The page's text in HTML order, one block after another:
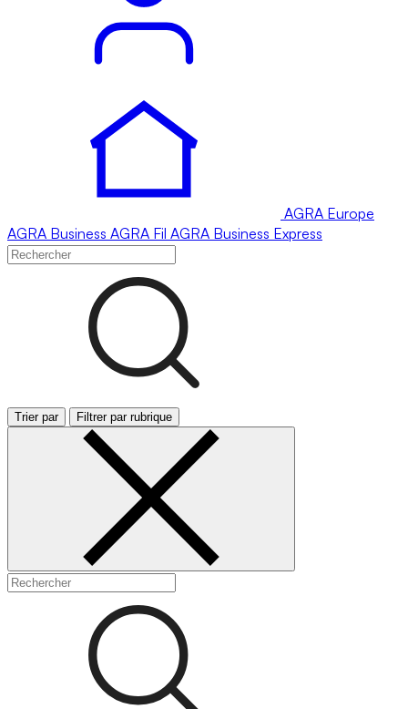
AGRA Europe
AGRA Business AGRA Fil AGRA Business Express
Trier par Filtrer par rubrique